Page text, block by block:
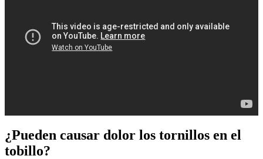
¿Pueden causar dolor los tornillos en el
tobillo?